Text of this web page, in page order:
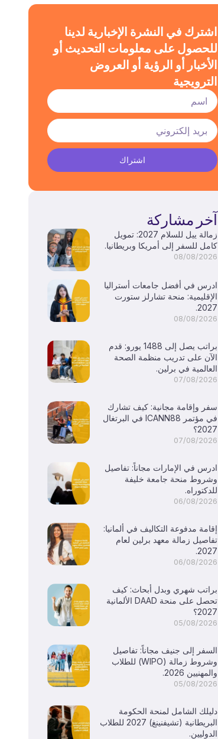
اشترك في النشرة الإخبارية لدينا
للحصول على معلومات التحديث أو
الأخبار أو الرؤية أو العروض
الترويجية
اشتراك
آخر مشاركة
زمالة ييل للسلام 2027: تمويل
كامل للسفر إلى أمريكا وبريطانيا.
08/08/2026
ادرس في أفضل جامعات أستراليا
الإقليمية: منحة تشارلز ستورت
2027.
08/08/2026
براتب يصل إلى 1488 يورو: قدم
الآن على تدريب منظمة الصحة
العالمية في برلين.
07/08/2026
سفر وإقامة مجانية: كيف تشارك
في مؤتمر ICANN88 في البرتغال
2027؟
07/08/2026
ادرس في الإمارات مجاناً: تفاصيل
وشروط منحة جامعة خليفة
للدكتوراه.
06/08/2026
إقامة مدفوعة التكاليف في ألمانيا:
تفاصيل زمالة معهد برلين لعام
2027.
06/08/2026
براتب شهري وبدل أبحاث: كيف
تحصل على منحة DAAD الألمانية
2027؟
05/08/2026
السفر إلى جنيف مجاناً: تفاصيل
وشروط زمالة (WIPO) للطلاب
والمهنيين 2026.
05/08/2026
دليلك الشامل لمنحة الحكومة
البريطانية (تشيفنينغ) 2027 للطلاب
الدوليين.